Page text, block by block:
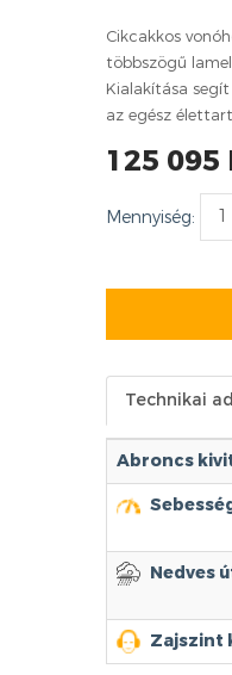
Cikcakkos
többszögű
Kialakítása
az egész
125 095
Mennyiség:
Technikai
Abroncs
Nedves
Zajszint